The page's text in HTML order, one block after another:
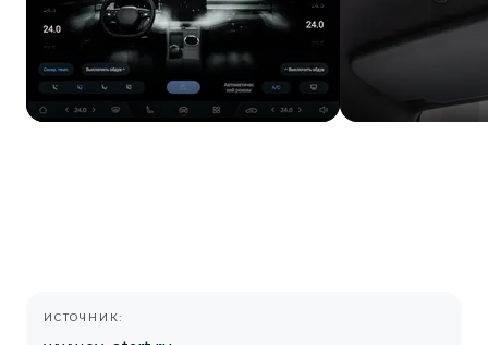
ИСТОЧНИК: